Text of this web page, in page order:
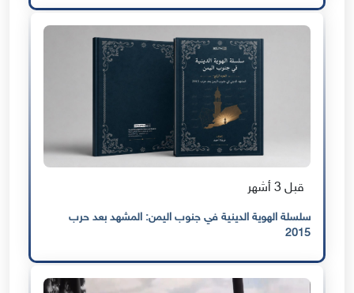
قبل 3 أشهر
سلسلة الهوية الدينية في جنوب اليمن: المشهد بعد حرب
2015